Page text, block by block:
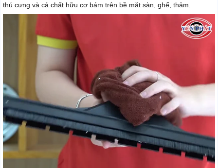
thú cưng và cả chất hữu cơ bám trên bề mặt sàn, ghế, thảm.